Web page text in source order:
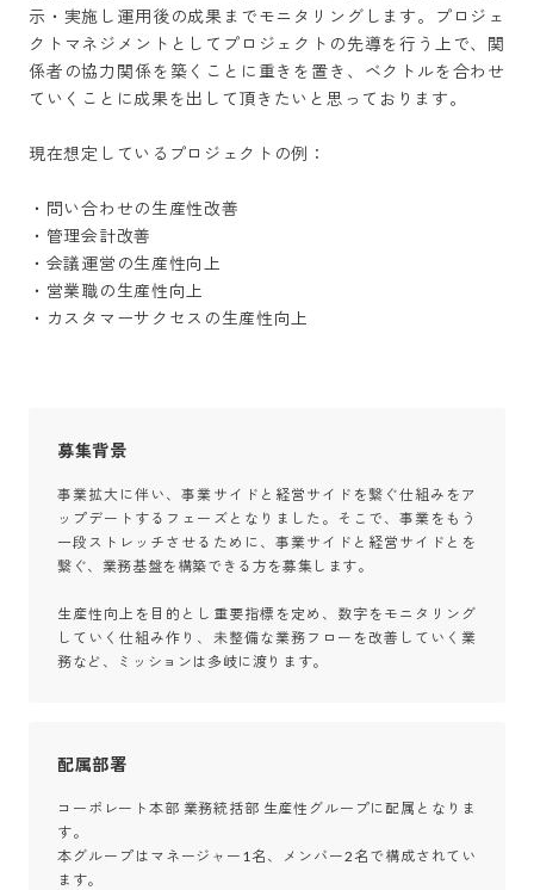
示・実施し運用後の成果までモニタリングします。プロジェ
クトマネジメントとしてプロジェクトの先導を行う上で、関
係者の協力関係を築くことに重きを置き、ベクトルを合わせ
ていくことに成果を出して頂きたいと思っております。
現在想定しているプロジェクトの例：
・問い合わせの生産性改善
・管理会計改善
・会議運営の生産性向上
・営業職の生産性向上
・カスタマーサクセスの生産性向上
募集背景
事業拡大に伴い、事業サイドと経営サイドを繋ぐ仕組みをア
ップデートするフェーズとなりました。そこで、事業をもう
一段ストレッチさせるために、事業サイドと経営サイドとを
繋ぐ、業務基盤を構築できる方を募集します。
生産性向上を目的とし重要指標を定め、数字をモニタリング
していく仕組み作り、未整備な業務フローを改善していく業
務など、ミッションは多岐に渡ります。
配属部署
コーポレート本部 業務統括部 生産性グループに配属となりま
す。
本グループはマネージャー1名、メンバー2名で構成されてい
ます。